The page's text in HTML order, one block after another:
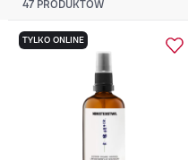
47 PRODUKTÓW
TYLKO ONLINE